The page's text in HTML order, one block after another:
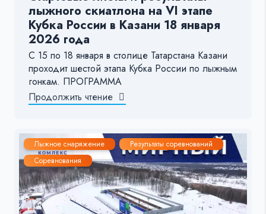
лыжного скиатлона на VI этапе
Кубка России в Казани 18 января
2026 года
С 15 по 18 января в столице Татарстана Казани
проходит шестой этапа Кубка России по лыжным
гонкам. ПРОГРАММА
Продолжить чтение
Лыжное снаряжение
Результаты соревнований
Соревнования